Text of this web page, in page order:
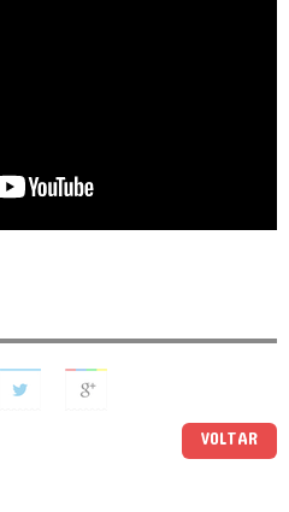
VOLTAR